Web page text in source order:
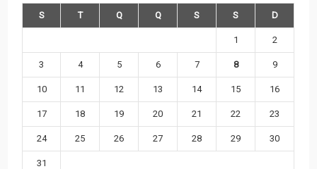
S
T Q Q S S D
1 2
3 4 5 6 7 8 9
10 11 12 13 14 15 16
17 18 19 20 21 22 23
24 25 26 27 28 29 30
31